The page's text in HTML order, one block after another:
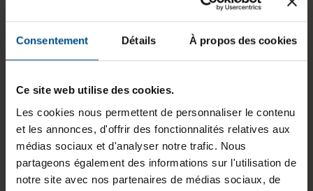
Consentement Détails À propos des cookies
Ce site web utilise des cookies.
Les cookies nous permettent de personnaliser le contenu
et les annonces, d'offrir des fonctionnalités relatives aux
médias sociaux et d'analyser notre trafic. Nous
partageons également des informations sur l'utilisation de
notre site avec nos partenaires de médias sociaux, de
3 GB
Processeur:
Unisoc Tiger
T618 @ 2,0 GHz
Stockage de données:
GTIN/EAN : 3701157157254
Dimensions (L x l x H) :
246,8 x 161,9 x
6,9 mm